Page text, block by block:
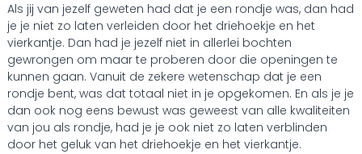
Als jij van jezelf geweten had dat je een rondje was, dan had
je je niet zo laten verleiden door het driehoekje en het
vierkantje. Dan had je jezelf niet in allerlei bochten
gewrongen om maar te proberen door die openingen te
kunnen gaan. Vanuit de zekere wetenschap dat je een
rondje bent, was dat totaal niet in je opgekomen. En als je je
dan ook nog eens bewust was geweest van alle kwaliteiten
van jou als rondje, had je je ook niet zo laten verblinden
door het geluk van het driehoekje en het vierkantje.